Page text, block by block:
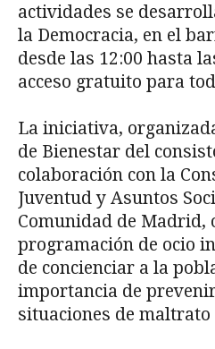
actividades se
la Democracia, en el
desde las 12:00 hasta
acceso gratuito para
La iniciativa,
de Bienestar del
colaboración con la
Juventud y Asuntos
Comunidad de Madrid,
programación de ocio
de concienciar a la
importancia de
situaciones de maltrato